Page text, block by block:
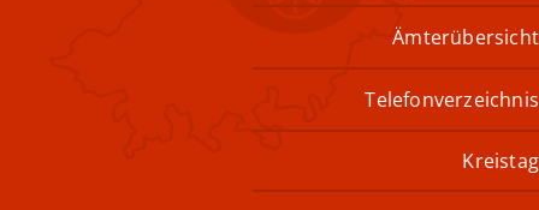
Ämterübersicht
Telefonverzeichnis
Kreistag